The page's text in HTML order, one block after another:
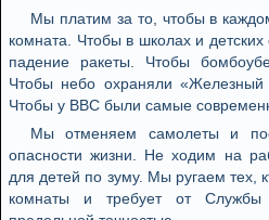
Мы платим за то, чтобы в
комната. Чтобы в школах и
падение ракеты. Чтобы
Чтобы небо охраняли
Чтобы у ВВС были самые
Мы отменяем самолеты и
опасности жизни. Не ходим на
для детей по зуму. Мы ругаем тех,
комнаты и требует от